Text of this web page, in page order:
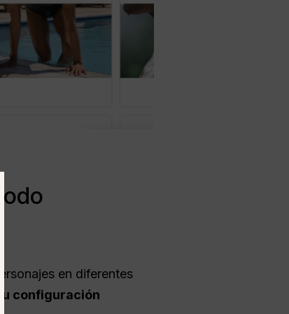
en diferentes
configuración